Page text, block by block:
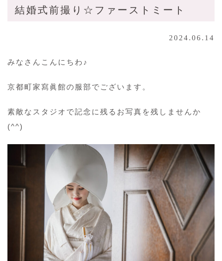
結婚式前撮り☆ファーストミート
2024.06.14
みなさんこんにちわ♪
京都町家寫眞館の服部でございます。
素敵なスタジオで記念に残るお写真を残しませんか
(^^)